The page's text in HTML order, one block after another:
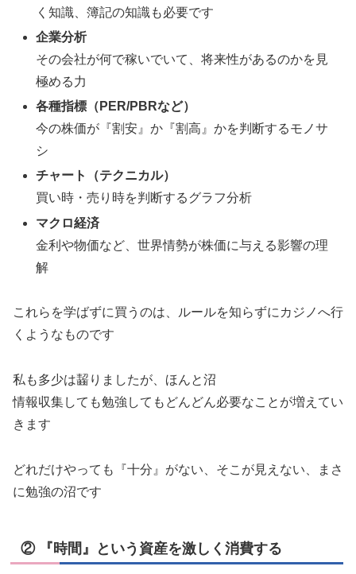
く知識、簿記の知識も必要です
企業分析
その会社が何で稼いでいて、将来性があるのかを見
極める力
各種指標（PER/PBRなど）
今の株価が『割安』か『割高』かを判断するモノサ
シ
チャート（テクニカル）
買い時・売り時を判断するグラフ分析
マクロ経済
金利や物価など、世界情勢が株価に与える影響の理
解
これらを学ばずに買うのは、ルールを知らずにカジノへ行
くようなものです
私も多少は齧りましたが、ほんと沼
情報収集しても勉強してもどんどん必要なことが増えてい
きます
どれだけやっても『十分』がない、そこが見えない、まさ
に勉強の沼です
② 『時間』という資産を激しく消費する